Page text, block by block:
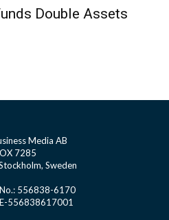
Double Assets
Media AB
7285
Sweden
556838-6170
556838617001